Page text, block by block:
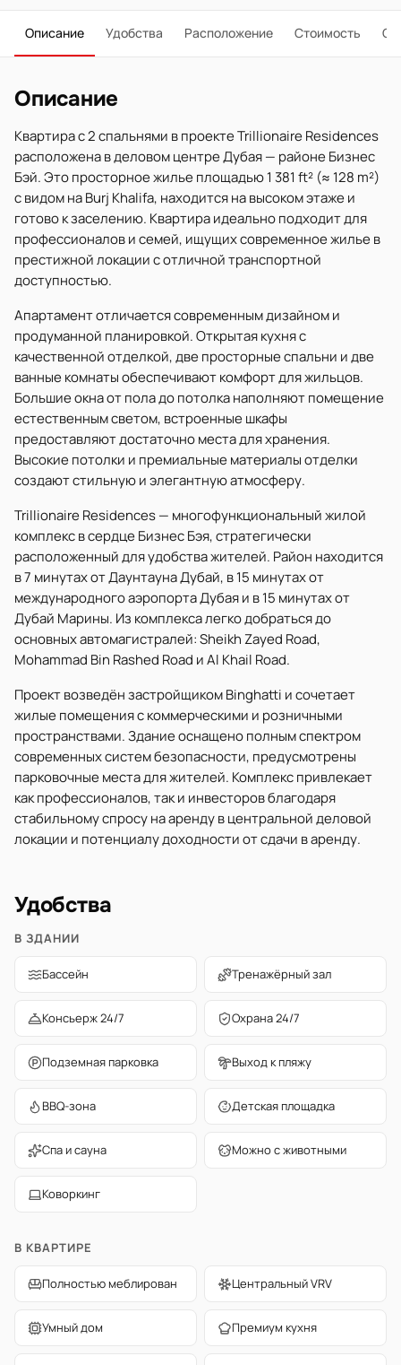
Описание Удобства Расположение Стоимость О
Описание
Квартира с 2 спальнями в проекте Trillionaire Residences
расположена в деловом центре Дубая — районе Бизнес
Бэй. Это просторное жилье площадью 1 381 ft² (≈ 128 m²)
с видом на Burj Khalifa, находится на высоком этаже и
готово к заселению. Квартира идеально подходит для
профессионалов и семей, ищущих современное жилье в
престижной локации с отличной транспортной
доступностью.
Апартамент отличается современным дизайном и
продуманной планировкой. Открытая кухня с
качественной отделкой, две просторные спальни и две
ванные комнаты обеспечивают комфорт для жильцов.
Большие окна от пола до потолка наполняют помещение
естественным светом, встроенные шкафы
предоставляют достаточно места для хранения.
Высокие потолки и премиальные материалы отделки
создают стильную и элегантную атмосферу.
Trillionaire Residences — многофункциональный жилой
комплекс в сердце Бизнес Бэя, стратегически
расположенный для удобства жителей. Район находится
в 7 минутах от Даунтауна Дубай, в 15 минутах от
международного аэропорта Дубая и в 15 минутах от
Дубай Марины. Из комплекса легко добраться до
основных автомагистралей: Sheikh Zayed Road,
Mohammad Bin Rashed Road и Al Khail Road.
Проект возведён застройщиком Binghatti и сочетает
жилые помещения с коммерческими и розничными
пространствами. Здание оснащено полным спектром
современных систем безопасности, предусмотрены
парковочные места для жителей. Комплекс привлекает
как профессионалов, так и инвесторов благодаря
стабильному спросу на аренду в центральной деловой
локации и потенциалу доходности от сдачи в аренду.
Удобства
В ЗДАНИИ
Бассейн Тренажёрный зал
Консьерж 24/7 Охрана 24/7
Подземная парковка Выход к пляжу
BBQ-зона Детская площадка
Спа и сауна Можно с животными
Коворкинг
В КВАРТИРЕ
Полностью меблирован Центральный VRV
Умный дом Премиум кухня